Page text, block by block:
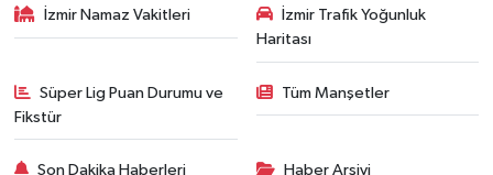
İzmir Namaz Vakitleri
İzmir Trafik Yoğunluk
Haritası
Süper Lig Puan Durumu ve
Fikstür
Tüm Manşetler
Son Dakika Haberleri Haber Arşivi